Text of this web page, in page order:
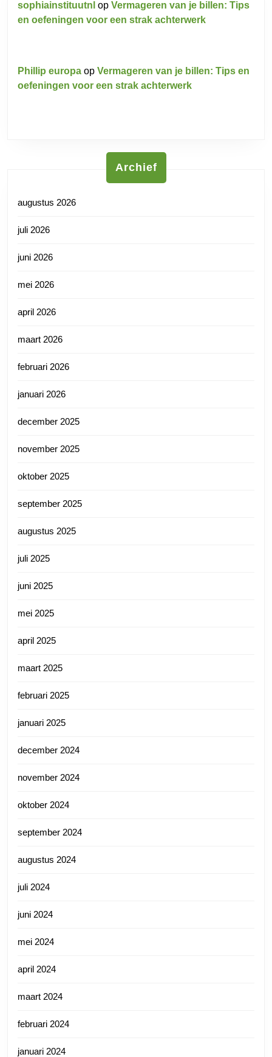
sophiainstituutnl op Vermageren van je billen: Tips
en oefeningen voor een strak achterwerk
Phillip europa op Vermageren van je billen: Tips en
oefeningen voor een strak achterwerk
Archief
augustus 2026
juli 2026
juni 2026
mei 2026
april 2026
maart 2026
februari 2026
januari 2026
december 2025
november 2025
oktober 2025
september 2025
augustus 2025
juli 2025
juni 2025
mei 2025
april 2025
maart 2025
februari 2025
januari 2025
december 2024
november 2024
oktober 2024
september 2024
augustus 2024
juli 2024
juni 2024
mei 2024
april 2024
maart 2024
februari 2024
januari 2024